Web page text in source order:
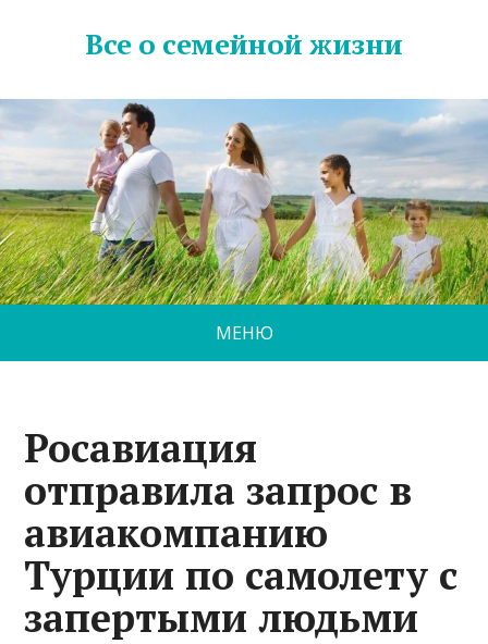
Все о семейной жизни
МЕНЮ
Росавиация
отправила запрос в
авиакомпанию
Турции по самолету с
запертыми людьми